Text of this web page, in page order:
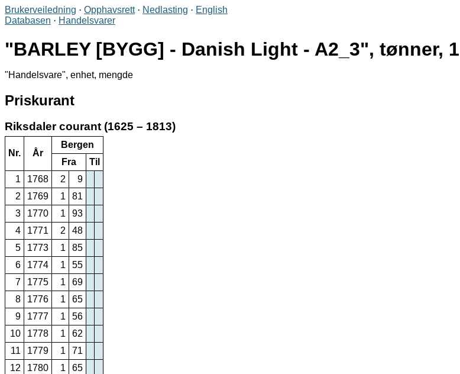
Brukerveiledning · Opphavsrett· Nedlasting · English
Databasen · Handelsvarer
BARLEY [BYGG] - Danish Light - A2_3 , tønner, 1
Handelsvare , enhet, mengde
Priskurant
Riksdaler courant (1625 – 1813)
Nr. År
Bergen
Fra
Til
1
1768 2
9
2
1769 1
81
3
1770 1
93
4
1771 2
48
5
1773 1
85
6
1774 1
55
7
1775 1
69
8
1776 1
65
9
1777 1
56
10
1778 1
62
11
1779 1
71
12
1780 1
65